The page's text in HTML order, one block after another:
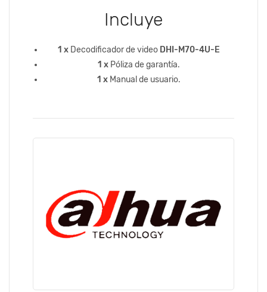
Incluye
1 x Decodificador de video DHI-M70-4U-E
1 x Póliza de garantía.
1 x Manual de usuario.